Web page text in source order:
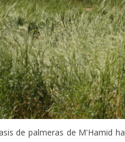
de palmeras de M'Hamid